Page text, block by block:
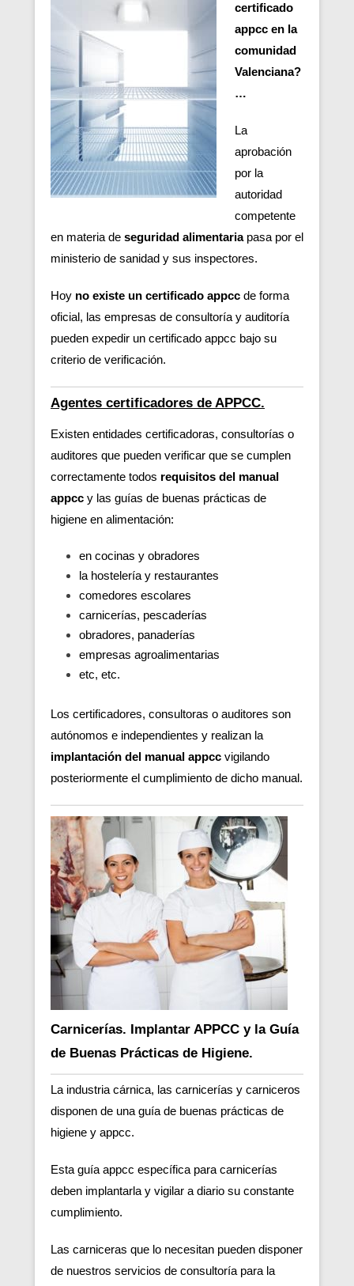
certificado
appcc en la
comunidad
Valenciana?
…
La
aprobación
por la
autoridad
competente
en materia de seguridad alimentaria pasa por el
ministerio de sanidad y sus inspectores.
Hoy no existe un certificado appcc de forma
oficial, las empresas de consultoría y auditoría
pueden expedir un certificado appcc bajo su
criterio de verificación.
Agentes certificadores de APPCC.
Existen entidades certificadoras, consultorías o
auditores que pueden verificar que se cumplen
correctamente todos requisitos del manual
appcc y las guías de buenas prácticas de
higiene en alimentación:
en cocinas y obradores
la hostelería y restaurantes
comedores escolares
carnicerías, pescaderías
obradores, panaderías
empresas agroalimentarias
etc, etc.
Los certificadores, consultoras o auditores son
autónomos e independientes y realizan la
implantación del manual appcc vigilando
posteriormente el cumplimiento de dicho manual.
Carnicerías. Implantar APPCC y la Guía
de Buenas Prácticas de Higiene.
La industria cárnica, las carnicerías y carniceros
disponen de una guía de buenas prácticas de
higiene y appcc.
Esta guía appcc específica para carnicerías
deben implantarla y vigilar a diario su constante
cumplimiento.
Las carniceras que lo necesitan pueden disponer
de nuestros servicios de consultoría para la